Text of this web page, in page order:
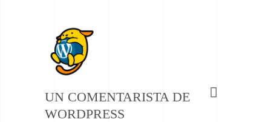
UN COMENTARISTA DE
WORDPRESS